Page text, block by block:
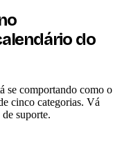
do
se comportando como o
cinco categorias. Vá
suporte.